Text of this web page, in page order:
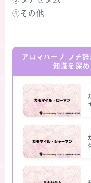
④その他
アロマハーブ プチ
知識を深